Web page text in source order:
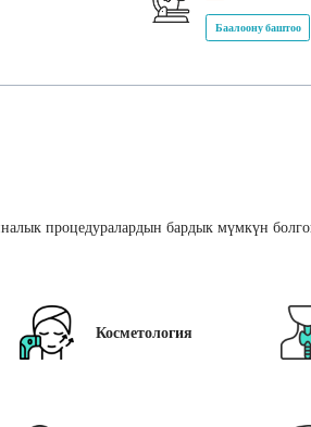
Баалоону баштоо
процедуралардын бардык мүмкүн
Косметология